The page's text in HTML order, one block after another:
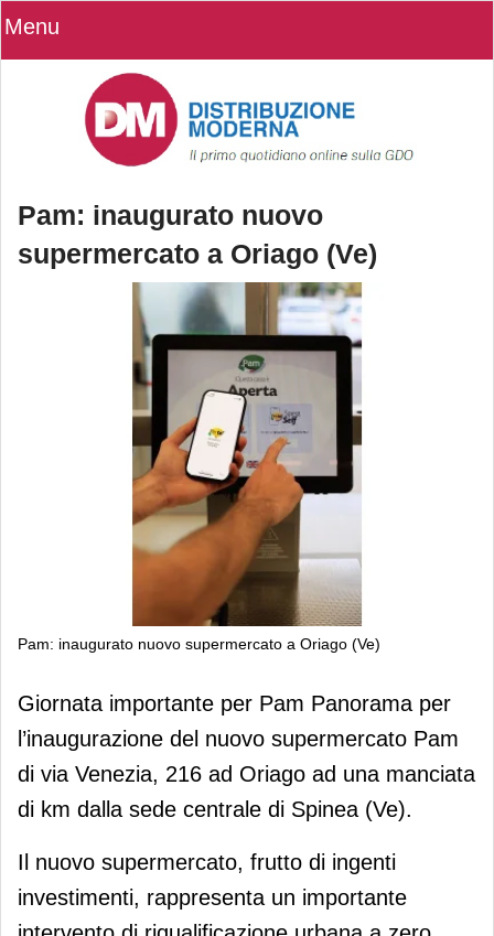
Menu
Pam: inaugurato nuovo
supermercato a Oriago (Ve)
Pam: inaugurato nuovo supermercato a Oriago (Ve)
Pam: inaugurato nuovo supermercato
a Oriago (Ve)
Giornata importante per Pam Panorama per
l’inaugurazione del nuovo supermercato Pam
di via Venezia, 216 ad Oriago ad una manciata
di km dalla sede centrale di Spinea (Ve).
Il nuovo supermercato, frutto di ingenti
investimenti, rappresenta un importante